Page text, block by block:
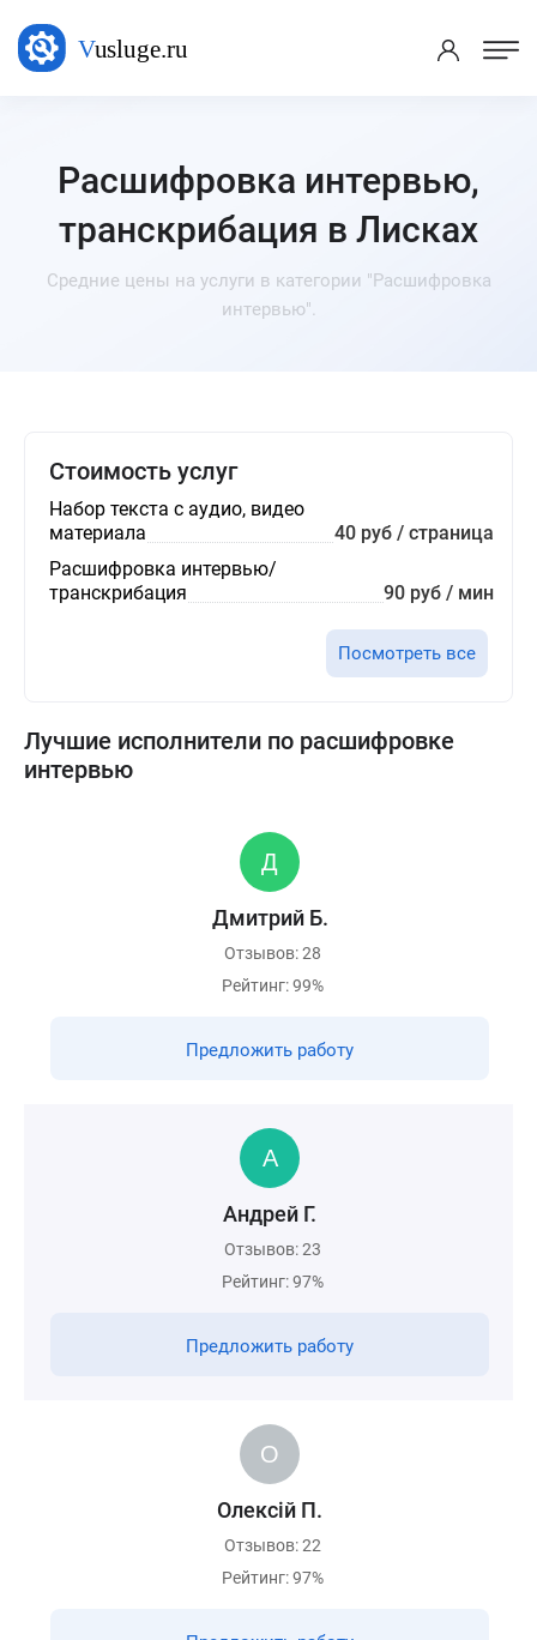
Расшифровка интервью,
транскрибация в Лисках
Средние цены на услуги в категории "Расшифровка
интервью".
Стоимость услуг
Набор текста с аудио, видео
материала
40 руб / страница
Расшифровка интервью/
транскрибация
90 руб / мин
Посмотреть все
Лучшие исполнители по расшифровке
интервью
Дмитрий Б.
Отзывов: 28
Рейтинг: 99%
Предложить работу
Андрей Г.
Отзывов: 23
Рейтинг: 97%
Предложить работу
Олексiй П.
Отзывов: 22
Рейтинг: 97%